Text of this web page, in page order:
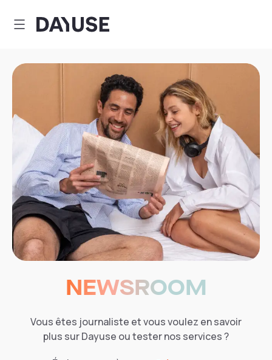
Dayuse
NEWSROOM
Vous êtes journaliste et vous voulez en savoir
plus sur Dayuse ou tester nos services ?